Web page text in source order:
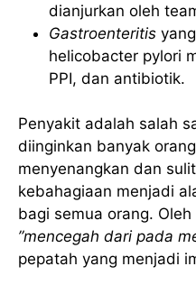
dianjurkan oleh
Gastroenteritis
helicobacter pylori
PPI, dan antibiotik.
Penyakit adalah salah
diinginkan banyak
menyenangkan dan
kebahagiaan menjadi
bagi semua orang.
”mencegah dari pada
pepatah yang menjadi